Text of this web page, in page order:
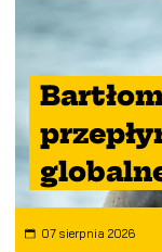
07 sierpnia 2026